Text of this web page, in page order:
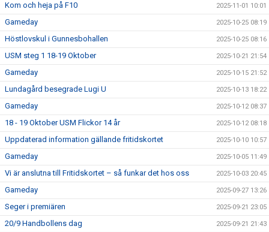
Kom och heja på F10 2025-11-01 10:01
Gameday 2025-10-25 08:19
Höstlovskul i Gunnesbohallen 2025-10-25 08:16
USM steg 1 18-19 Oktober 2025-10-21 21:54
Gameday 2025-10-15 21:52
Lundagård besegrade Lugi U 2025-10-13 18:22
Gameday 2025-10-12 08:37
18 - 19 Oktober USM Flickor 14 år 2025-10-12 08:18
Uppdaterad information gällande fritidskortet 2025-10-10 10:57
Gameday 2025-10-05 11:49
Vi är anslutna till Fritidskortet – så funkar det hos oss 2025-10-03 20:45
Gameday 2025-09-27 13:26
Seger i premiären 2025-09-21 23:05
20/9 Handbollens dag 2025-09-21 21:43